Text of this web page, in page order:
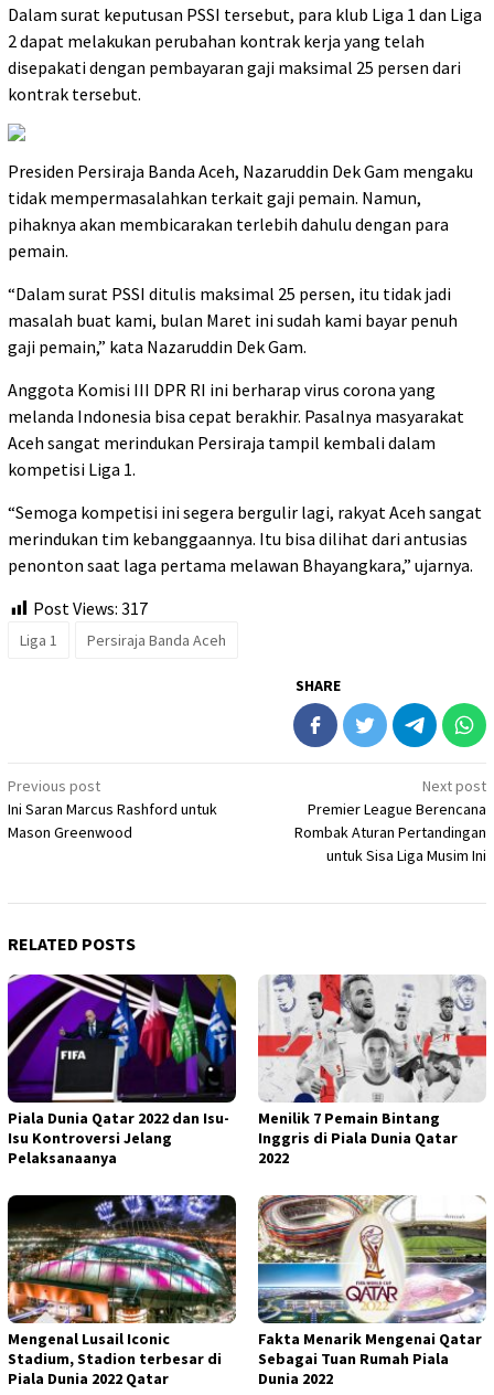
Dalam surat keputusan PSSI tersebut, para klub Liga 1 dan Liga
2 dapat melakukan perubahan kontrak kerja yang telah
disepakati dengan pembayaran gaji maksimal 25 persen dari
kontrak tersebut.
Presiden Persiraja Banda Aceh, Nazaruddin Dek Gam mengaku
tidak mempermasalahkan terkait gaji pemain. Namun,
pihaknya akan membicarakan terlebih dahulu dengan para
pemain.
“Dalam surat PSSI ditulis maksimal 25 persen, itu tidak jadi
masalah buat kami, bulan Maret ini sudah kami bayar penuh
gaji pemain,” kata Nazaruddin Dek Gam.
Anggota Komisi III DPR RI ini berharap virus corona yang
melanda Indonesia bisa cepat berakhir. Pasalnya masyarakat
Aceh sangat merindukan Persiraja tampil kembali dalam
kompetisi Liga 1.
“Semoga kompetisi ini segera bergulir lagi, rakyat Aceh sangat
merindukan tim kebanggaannya. Itu bisa dilihat dari antusias
penonton saat laga pertama melawan Bhayangkara,” ujarnya.
Post Views: 317
Liga 1 Persiraja Banda Aceh
SHARE
Post
navigation
Previous post
Ini Saran Marcus Rashford untuk
Mason Greenwood
Next post
Premier League Berencana
Rombak Aturan Pertandingan
untuk Sisa Liga Musim Ini
RELATED POSTS
Piala Dunia Qatar 2022 dan Isu-
Isu Kontroversi Jelang
Pelaksanaanya
Menilik 7 Pemain Bintang
Inggris di Piala Dunia Qatar
2022
Mengenal Lusail Iconic
Stadium, Stadion terbesar di
Piala Dunia 2022 Qatar
Fakta Menarik Mengenai Qatar
Sebagai Tuan Rumah Piala
Dunia 2022